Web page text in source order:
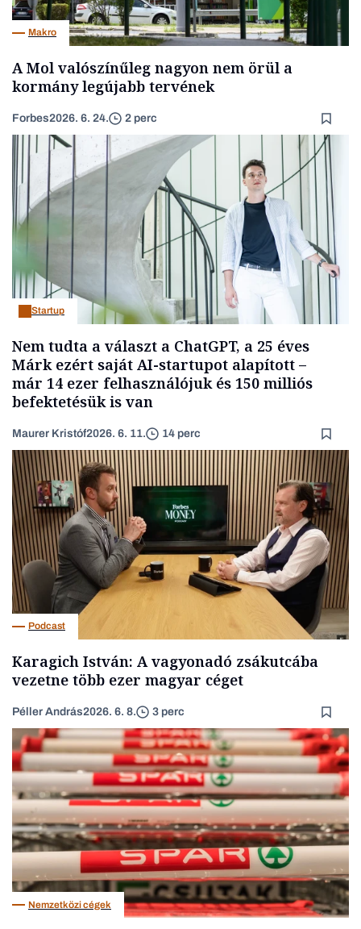
Makro
A Mol valószínűleg nagyon nem örül a
kormány legújabb tervének
Forbes2026. 6. 24. 2 perc
Startup
Nem tudta a választ a ChatGPT, a 25 éves
Márk ezért saját AI-startupot alapított –
már 14 ezer felhasználójuk és 150 milliós
befektetésük is van
Maurer Kristóf2026. 6. 11. 14 perc
Podcast
Karagich István: A vagyonadó zsákutcába
vezetne több ezer magyar céget
Péller András2026. 6. 8. 3 perc
Nemzetközi cégek